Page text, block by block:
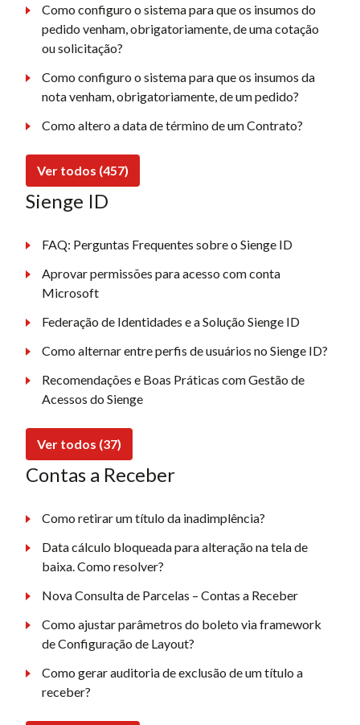
Como configuro o sistema para que os insumos do
pedido venham, obrigatoriamente, de uma cotação
ou solicitação?
Como configuro o sistema para que os insumos da
nota venham, obrigatoriamente, de um pedido?
Como altero a data de término de um Contrato?
Ver todos (457)
Sienge ID
FAQ: Perguntas Frequentes sobre o Sienge ID
Aprovar permissões para acesso com conta
Microsoft
Federação de Identidades e a Solução Sienge ID
Como alternar entre perfis de usuários no Sienge ID?
Recomendações e Boas Práticas com Gestão de
Acessos do Sienge
Ver todos (37)
Contas a Receber
Como retirar um título da inadimplência?
Data cálculo bloqueada para alteração na tela de
baixa. Como resolver?
Nova Consulta de Parcelas – Contas a Receber
Como ajustar parâmetros do boleto via framework
de Configuração de Layout?
Como gerar auditoria de exclusão de um título a
receber?